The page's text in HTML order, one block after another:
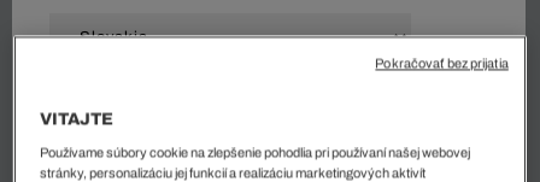
VITAJTE
Používame súbory cookie na zlepšenie pohodlia pri používaní našej webovej
stránky, personalizáciu jej funkcií a realizáciu marketingových aktivít
Pokračovať bez prijatia